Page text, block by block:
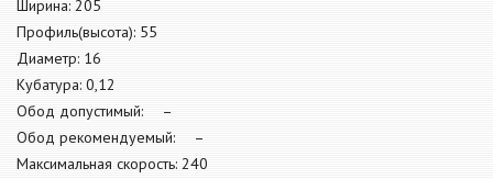
Ширина: 205
Профиль(высота): 55
Диаметр: 16
Кубатура: 0,12
Обод допустимый: –
Обод рекомендуемый: –
Максимальная скорость: 240